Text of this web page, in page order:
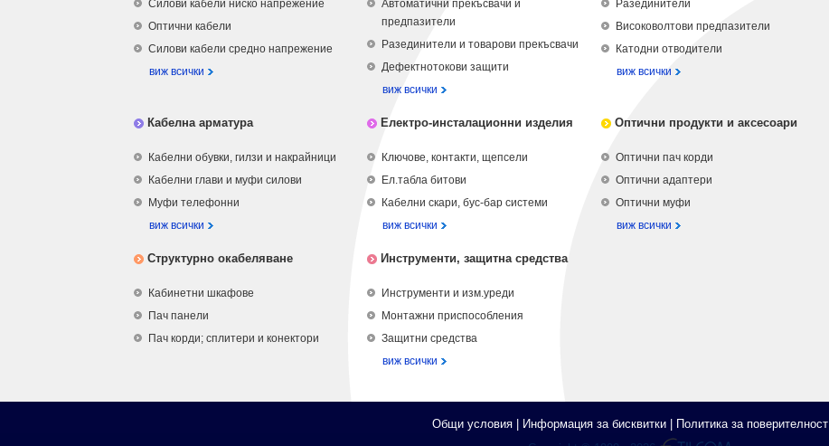
Силови кабели ниско напрежение
Оптични кабели
Силови кабели средно напрежение
виж всички
Автоматични прекъсвачи и
предпазители
Разединители и товарови прекъсвачи
Дефектнотокови защити
виж всички
Разединители
Високоволтови предпазители
Катодни отводители
виж всички
Кабелна арматура
Кабелни обувки, гилзи и накрайници
Кабелни глави и муфи силови
Муфи телефонни
виж всички
Електро-инсталационни изделия
Ключове, контакти, щепсели
Ел.табла битови
Кабелни скари, бус-бар системи
виж всички
Оптични продукти и аксесоари
Оптични пач корди
Оптични адаптери
Оптични муфи
виж всички
Структурно окабеляване
Кабинетни шкафове
Пач панели
Пач корди; сплитери и конектори
Инструменти, защитна средства
Инструменти и изм.уреди
Монтажни приспособления
Защитни средства
виж всички
Общи условия| Информация за бисквитки|
Политика за поверителност